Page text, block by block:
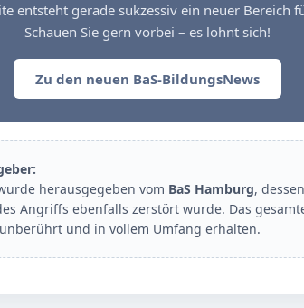
entsteht gerade sukzessiv ein neuer Bereich
Schauen Sie gern vorbei – es lohnt sich!
Zu den neuen BaS-BildungsNews
herausgegeben vom BaS Hamburg,
Angriffs ebenfalls zerstört wurde. Das
und in vollem Umfang erhalten.